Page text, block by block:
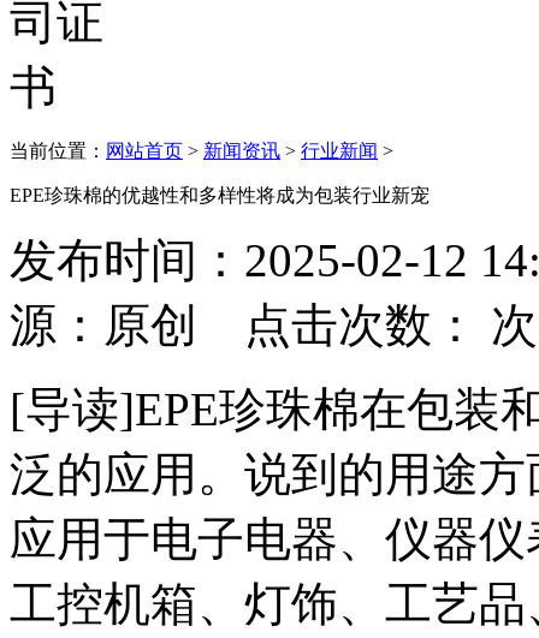
当前位置： 网站首页 > 新闻资讯 > 行业新闻 >
EPE珍珠棉的优越性和多样性将成为包装行业新宠
发布时间：2025-02-12
源：原创 点击次数：
次
[导读]EPE珍珠棉在包装
泛的应用。说到的用途
应用于电子电器、仪器
工控机箱、灯饰、工艺